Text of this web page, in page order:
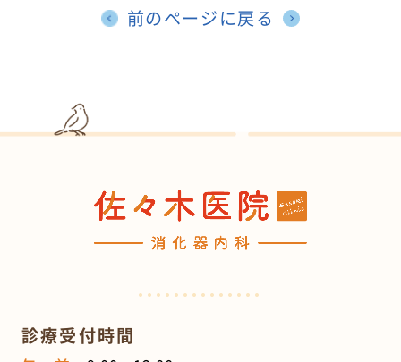
前のページに戻る
診療受付時間